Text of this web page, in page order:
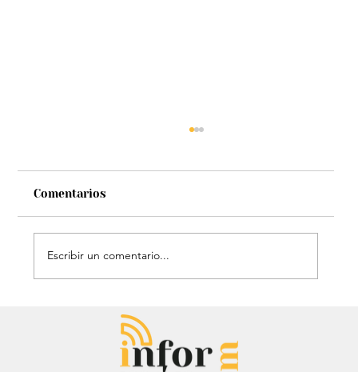
Estatua de John Lennon, que era de
Carlos Lehder, regresó al Quindío y
reabrió debate sobre memoria y
narcotráfico
Comentarios
Escribir un comentario...